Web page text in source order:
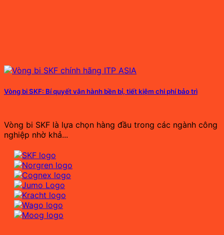
Vòng bi SKF: Bí quyết vận hành bền bỉ, tiết kiệm chi phí bảo trì
Vòng bi SKF là lựa chọn hàng đầu trong các ngành công
nghiệp nhờ khả...